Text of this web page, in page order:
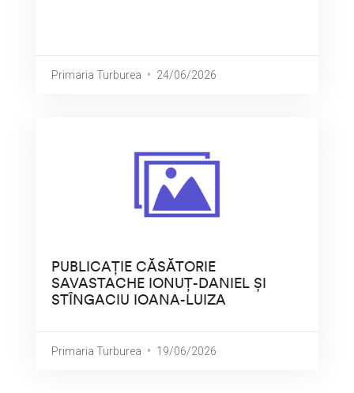
Primaria Turburea 24/06/2026
PUBLICAȚIE CĂSĂTORIE
SAVASTACHE IONUȚ-DANIEL ȘI
STÎNGACIU IOANA-LUIZA
Primaria Turburea 19/06/2026